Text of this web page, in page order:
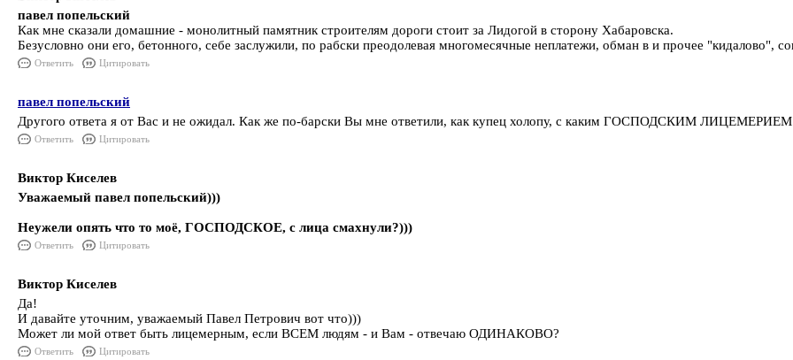
павел попельский
Как мне сказали домашние - монолитный памятник строителям дороги стоит за Лидогой в сторону Хабаровска.
Безусловно они его, бетонного, себе заслужили, по рабски преодолевая многомесячные неплатежи, обман в и прочее "кидалово",
Ответить Цитировать
павел попельский
Другого ответа я от Вас и не ожидал. Как же по-барски Вы мне ответили, как купец холопу, с каким ГОСПОДСКИМ
Ответить Цитировать
Виктор Киселев
Уважаемый павел попельский)))
Неужели опять что то моё, ГОСПОДСКОЕ, с лица смахнули?)))
Ответить Цитировать
Виктор Киселев
Да!
И давайте уточним, уважаемый Павел Петрович вот что)))
Может ли мой ответ быть лицемерным, если ВСЕМ людям - и Вам - отвечаю ОДИНАКОВО?
Ответить Цитировать